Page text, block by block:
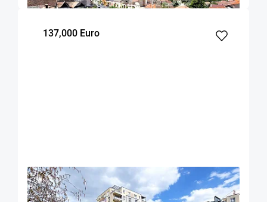
137,000 Euro
OFERTA NOUA EXCLUSIVITATE COMISION 2%
Apartament cu boxa si parcare zona Coresi